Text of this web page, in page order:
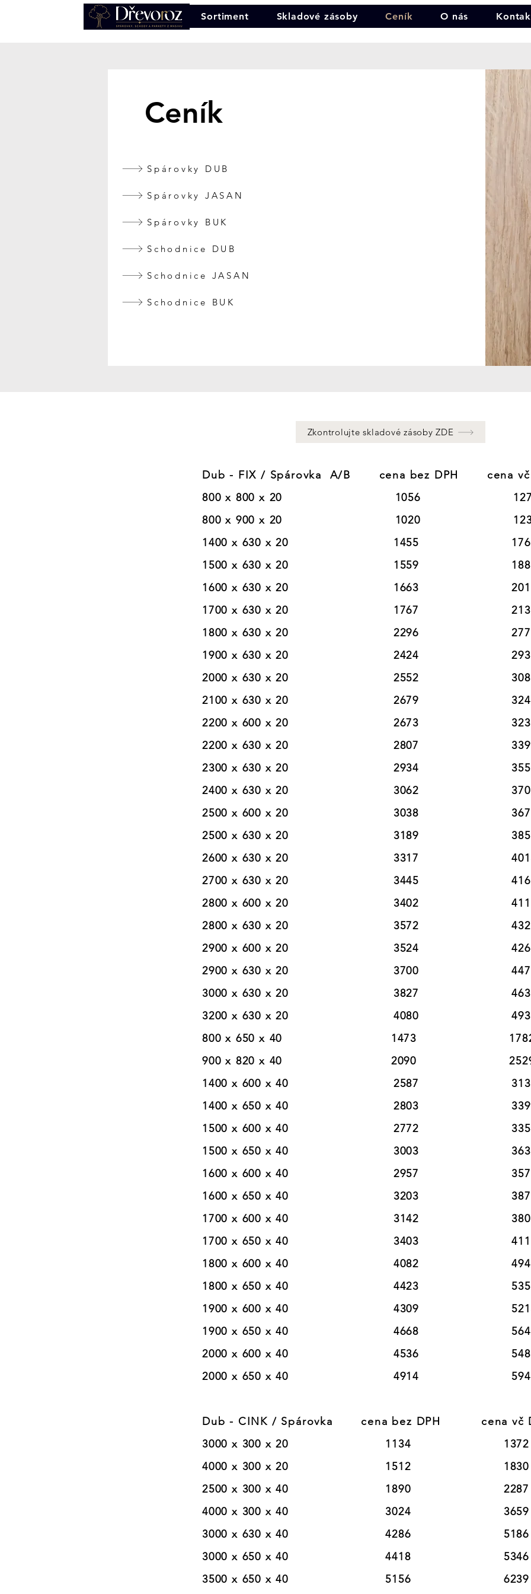
Sortiment Skladové zásoby Ceník O nás
Ceník
Spárovky DUB
Spárovky JASAN
Spárovky BUK
Schodnice DUB
Schodnice JASAN
Schodnice BUK
Zkontrolujte skladové zásoby ZDE
Dub - FIX / Spárovka  A/B       cena bez DPH       cena vč
800 x 800 x 20                            1056
800 x 900 x 20                            1020
1400 x 630 x 20                          1455
1500 x 630 x 20                          1559
1600 x 630 x 20                          1663
1700 x 630 x 20                          1767
1800 x 630 x 20                          2296
1900 x 630 x 20                          2424
2000 x 630 x 20                          2552
2100 x 630 x 20                          2679
2200 x 600 x 20                          2673
2200 x 630 x 20                          2807
2300 x 630 x 20                          2934
2400 x 630 x 20                          3062
2500 x 600 x 20                          3038
2500 x 630 x 20                          3189
2600 x 630 x 20                          3317
2700 x 630 x 20                          3445
2800 x 600 x 20                          3402
2800 x 630 x 20                          3572
2900 x 600 x 20                          3524
2900 x 630 x 20                          3700
3000 x 630 x 20                          3827
3200 x 630 x 20                          4080
800 x 650 x 40                           1473
900 x 820 x 40                           2090
1400 x 600 x 40                          2587
1400 x 650 x 40                          2803
1500 x 600 x 40                          2772
1500 x 650 x 40                          3003
1600 x 600 x 40                          2957
1600 x 650 x 40                          3203
1700 x 600 x 40                          3142
1700 x 650 x 40                          3403
1800 x 600 x 40                          4082
1800 x 650 x 40                          4423
1900 x 600 x 40                          4309
1900 x 650 x 40                          4668
2000 x 600 x 40                          4536
2000 x 650 x 40                          4914
Dub - CINK / Spárovka       cena bez DPH          cena vč
3000 x 300 x 20                        1134                       1372
4000 x 300 x 20                        1512                       1830
2500 x 300 x 40                        1890                       2287
4000 x 300 x 40                        3024                       3659
3000 x 630 x 40                        4286                       5186
3000 x 650 x 40                        4418                       5346
3500 x 650 x 40                        5156                       6239